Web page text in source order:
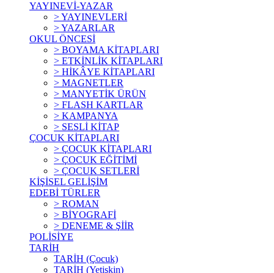
YAYINEVİ-YAZAR
> YAYINEVLERİ
> YAZARLAR
OKUL ÖNCESİ
> BOYAMA KİTAPLARI
> ETKİNLİK KİTAPLARI
> HİKÂYE KİTAPLARI
> MAGNETLER
> MANYETİK ÜRÜN
> FLASH KARTLAR
> KAMPANYA
> SESLİ KİTAP
ÇOCUK KİTAPLARI
> ÇOCUK KİTAPLARI
> ÇOCUK EĞİTİMİ
> ÇOCUK SETLERİ
KİŞİSEL GELİŞİM
EDEBİ TÜRLER
> ROMAN
> BİYOGRAFİ
> DENEME & ŞİİR
POLİSİYE
TARİH
TARİH (Çocuk)
TARİH (Yetişkin)